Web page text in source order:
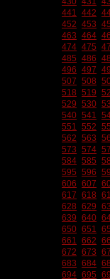
441 442
452 453
463 464
474 475
485 486
496 497
507 508
518 519
529 530
540 541
551 552
562 563
573 574
584 585
595 596
606 607
617 618
628 629
639 640
650 651
661 662
672 673
683 684
694 695